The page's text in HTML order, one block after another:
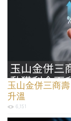
玉山金併三商
升溫
6,151